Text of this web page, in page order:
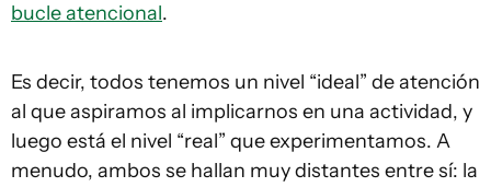
bucle atencional.
Es decir, todos tenemos un nivel “ideal” de atención
al que aspiramos al implicarnos en una actividad, y
luego está el nivel “real” que experimentamos. A
menudo, ambos se hallan muy distantes entre sí: la